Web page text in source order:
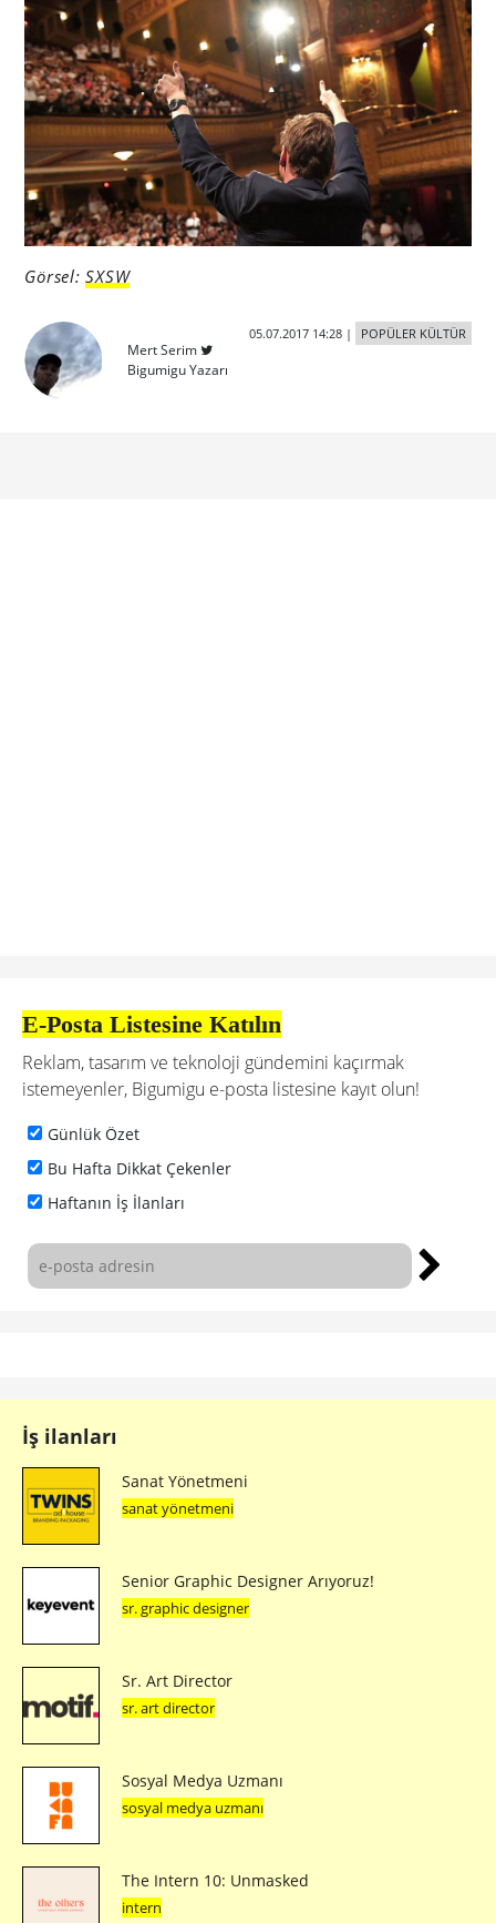
Görsel:SXSW
Mert Serim
Bigumigu Yazarı
05.07.2017 14:28| POPÜLER KÜLTÜR
E-Posta Listesine Katılın
Reklam, tasarım ve teknoloji gündemini kaçırmak
istemeyenler, Bigumigu e-posta listesine kayıt olun!
Günlük Özet
Bu Hafta Dikkat Çekenler
Haftanın İş İlanları
İş ilanları
Sanat Yönetmeni
sanat yönetmeni
Senior Graphic Designer Arıyoruz!
sr. graphic designer
Sr. Art Director
sr. art director
Sosyal Medya Uzmanı
sosyal medya uzmanı
The Intern 10: Unmasked
intern